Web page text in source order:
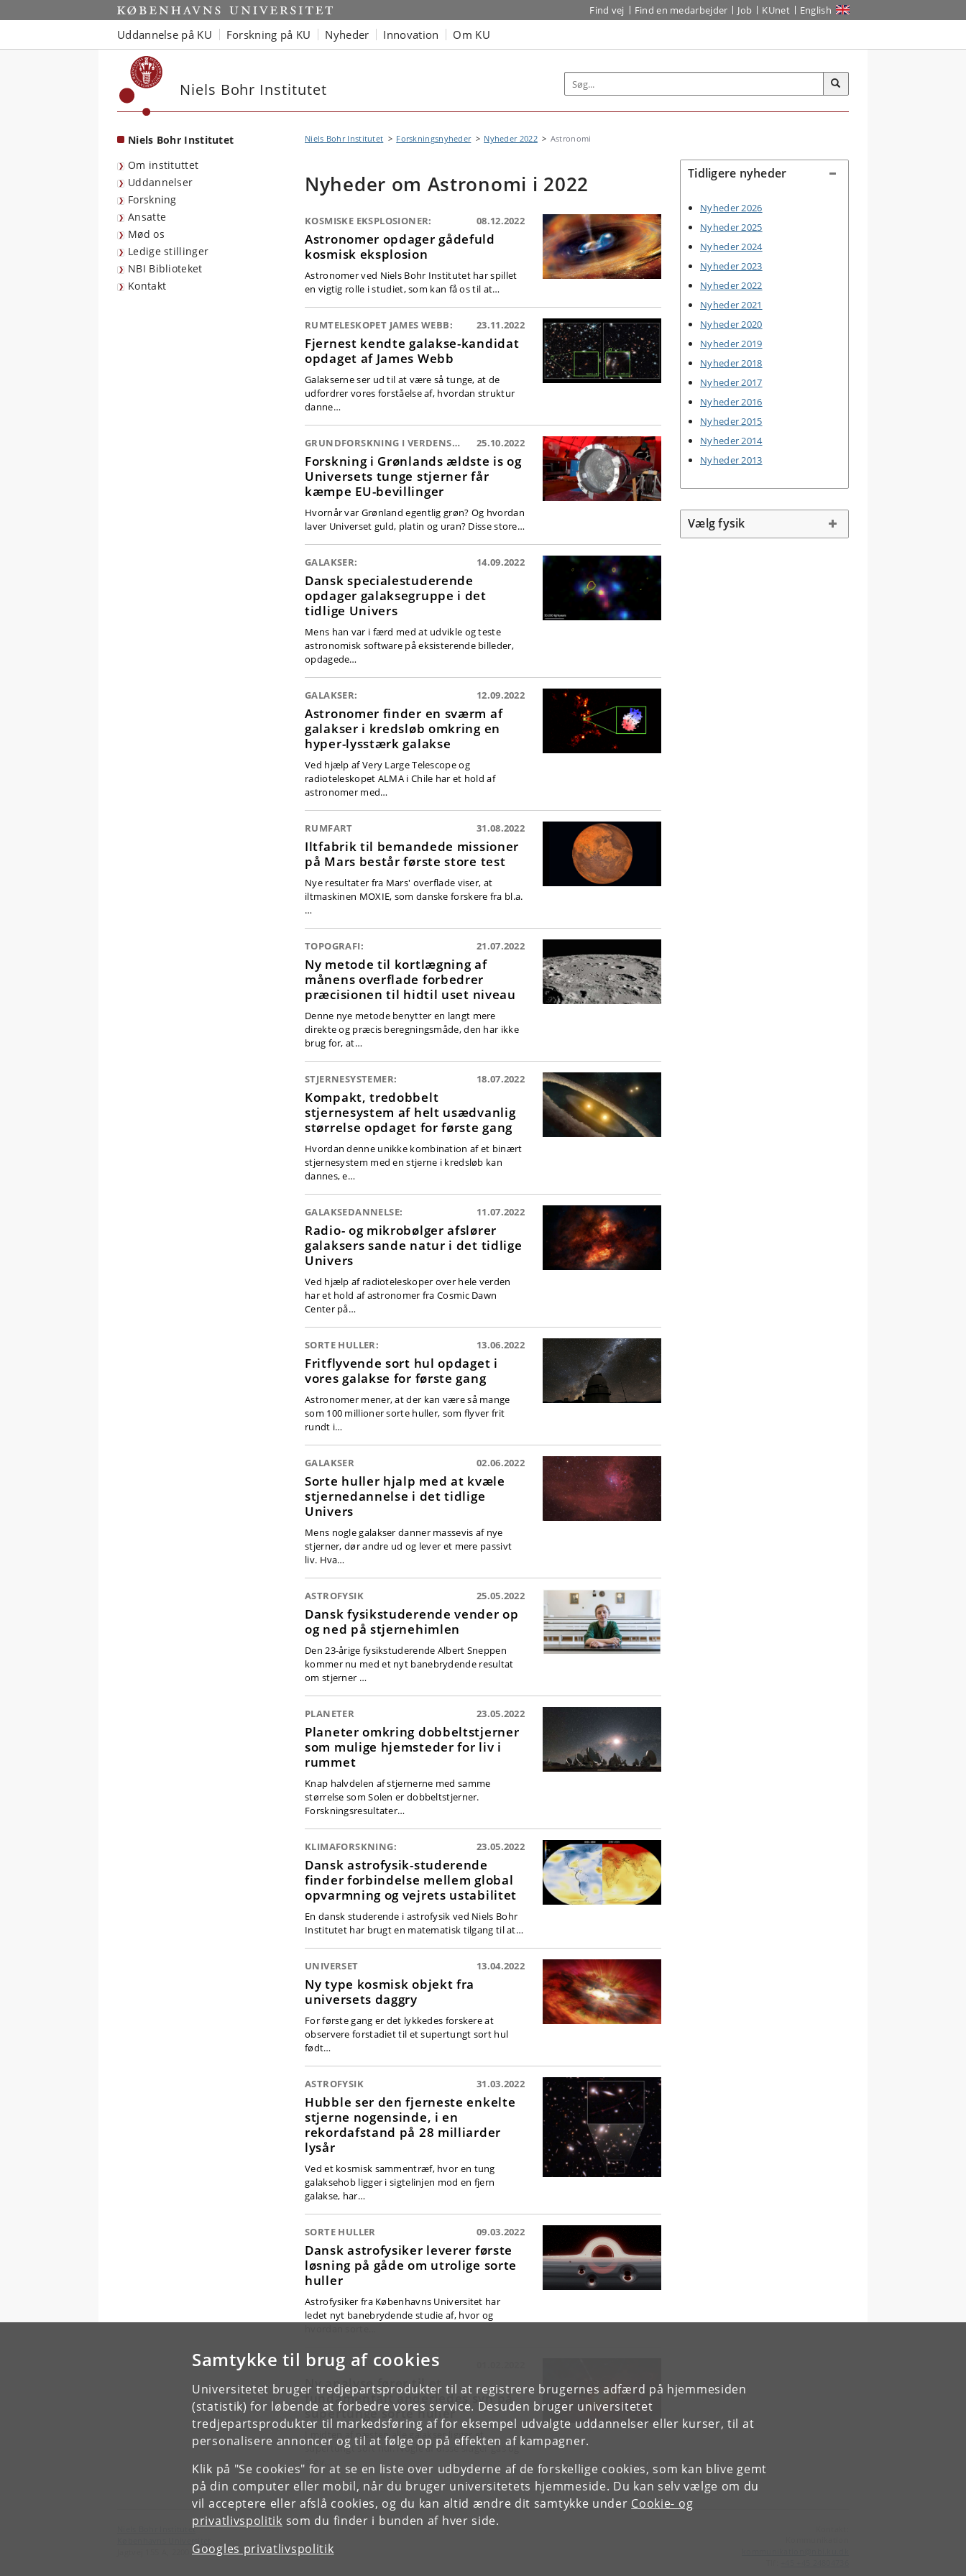
Samtykke til brug af cookies
Universitetet bruger tredjepartsprodukter til at registrere brugernes adfærd på hjemmesiden
(statistik) for løbende at forbedre vores service. Desuden bruger universitetet
tredjepartsprodukter til markedsføring af for eksempel udvalgte uddannelser eller kurser, til at
personalisere annoncer og til at følge op på effekten af kampagner.
Klik på "Se cookies" for at se en liste over udbyderne af de forskellige cookies, som kan blive gemt
på din computer eller mobil, når du bruger universitetets hjemmeside. Du kan selv vælge om du
vil acceptere eller afslå cookies, og du kan altid ændre dit samtykke under Cookie- og
privatlivspolitik som du finder i bunden af hver side.
Googles privatlivspolitik
Start Find vej Find en medarbejder Job KUnet English
Uddannelse på KU Forskning på KU Nyheder Innovation Om KU
Niels Bohr Institutet
Niels Bohr Institutet
Om instituttet
Uddannelser
Forskning
Ansatte
Mød os
Ledige stillinger
NBI Biblioteket
Kontakt
Niels Bohr Institutet Forskningsnyheder Nyheder 2022 Astronomi
Nyheder om Astronomi i 2022
KOSMISKE EKSPLOSIONER: 08.12.2022
Astronomer opdager gådefuld
kosmisk eksplosion
Astronomer ved Niels Bohr Institutet har spillet
en vigtig rolle i studiet, som kan få os til at…
RUMTELESKOPET JAMES WEBB: 23.11.2022
Fjernest kendte galakse-kandidat
opdaget af James Webb
Galakserne ser ud til at være så tunge, at de
udfordrer vores forståelse af, hvordan struktur
danne…
GRUNDFORSKNING I VERDENSKLASSE 25.10.2022
Forskning i Grønlands ældste is og
Universets tunge stjerner får
kæmpe EU-bevillinger
Hvornår var Grønland egentlig grøn? Og hvordan
laver Universet guld, platin og uran? Disse store…
GALAKSER: 14.09.2022
Dansk specialestuderende
opdager galaksegruppe i det
tidlige Univers
Mens han var i færd med at udvikle og teste
astronomisk software på eksisterende billeder,
opdagede…
GALAKSER: 12.09.2022
Astronomer finder en sværm af
galakser i kredsløb omkring en
hyper-lysstærk galakse
Ved hjælp af Very Large Telescope og
radioteleskopet ALMA i Chile har et hold af
astronomer med…
RUMFART 31.08.2022
Iltfabrik til bemandede missioner
på Mars består første store test
Nye resultater fra Mars' overflade viser, at
iltmaskinen MOXIE, som danske forskere fra bl.a.
…
TOPOGRAFI: 21.07.2022
Ny metode til kortlægning af
månens overflade forbedrer
præcisionen til hidtil uset niveau
Denne nye metode benytter en langt mere
direkte og præcis beregningsmåde, den har ikke
brug for, at…
STJERNESYSTEMER: 18.07.2022
Kompakt, tredobbelt
stjernesystem af helt usædvanlig
størrelse opdaget for første gang
Hvordan denne unikke kombination af et binært
stjernesystem med en stjerne i kredsløb kan
dannes, e…
GALAKSEDANNELSE: 11.07.2022
Radio- og mikrobølger afslører
galaksers sande natur i det tidlige
Univers
Ved hjælp af radioteleskoper over hele verden
har et hold af astronomer fra Cosmic Dawn
Center på…
SORTE HULLER: 13.06.2022
Fritflyvende sort hul opdaget i
vores galakse for første gang
Astronomer mener, at der kan være så mange
som 100 millioner sorte huller, som flyver frit
rundt i…
GALAKSER 02.06.2022
Sorte huller hjalp med at kvæle
stjernedannelse i det tidlige
Univers
Mens nogle galakser danner massevis af nye
stjerner, dør andre ud og lever et mere passivt
liv. Hva…
ASTROFYSIK 25.05.2022
Dansk fysikstuderende vender op
og ned på stjernehimlen
Den 23-årige fysikstuderende Albert Sneppen
kommer nu med et nyt banebrydende resultat
om stjerner …
PLANETER 23.05.2022
Planeter omkring dobbeltstjerner
som mulige hjemsteder for liv i
rummet
Knap halvdelen af stjernerne med samme
størrelse som Solen er dobbeltstjerner.
Forskningsresultater…
KLIMAFORSKNING: 23.05.2022
Dansk astrofysik-studerende
finder forbindelse mellem global
opvarmning og vejrets ustabilitet
En dansk studerende i astrofysik ved Niels Bohr
Institutet har brugt en matematisk tilgang til at…
UNIVERSET 13.04.2022
Ny type kosmisk objekt fra
universets daggry
For første gang er det lykkedes forskere at
observere forstadiet til et supertungt sort hul
født…
ASTROFYSIK 31.03.2022
Hubble ser den fjerneste enkelte
stjerne nogensinde, i en
rekordafstand på 28 milliarder
lysår
Ved et kosmisk sammentræf, hvor en tung
galaksehob ligger i sigtelinjen mod en fjern
galakse, har…
SORTE HULLER 09.03.2022
Dansk astrofysiker leverer første
løsning på gåde om utrolige sorte
huller
Astrofysiker fra Københavns Universitet har
ledet nyt banebrydende studie af, hvor og
ASTROFYSIK:
Ny analyse fører til et
fundamentalt anderledes syn på
supertunge sorte huller
I midten af næsten alle galakser ligger et
supertungt sort hul. Nogle af disse sluger gas og
støv…
Tidligere nyheder
Nyheder 2026
Nyheder 2025
Nyheder 2024
Nyheder 2023
Nyheder 2022
Nyheder 2021
Nyheder 2020
Nyheder 2019
Nyheder 2018
Nyheder 2017
Nyheder 2016
Nyheder 2015
Nyheder 2014
Nyheder 2013
Vælg fysik
Niels Bohr Institutet
Jagtvej 155 A, 2200 København N.